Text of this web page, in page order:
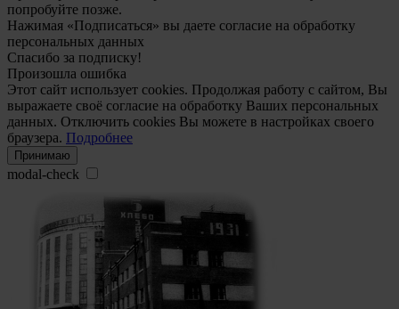
попробуйте позже.
Нажимая «Подписаться» вы даете согласие на обработку
персональных данных
Спасибо за подписку!
Произошла ошибка
Этот сайт использует cookies. Продолжая работу с сайтом, Вы
выражаете своё согласие на обработку Ваших персональных
данных. Отключить cookies Вы можете в настройках своего
браузера. Подробнее
Принимаю
modal-check